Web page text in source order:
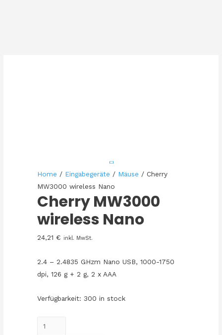
Home / Eingabegeräte / Mäuse / Cherry
MW3000 wireless Nano
Cherry MW3000
wireless Nano
24,21€ inkl. MwSt.
2.4 – 2.4835 GHzm Nano USB, 1000-1750
dpi, 126 g + 2 g, 2 x AAA
Verfügbarkeit: 300 in stock